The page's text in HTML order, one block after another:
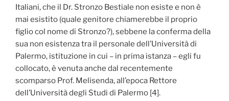
Italiani, che il Dr. Stronzo Bestiale non esiste e non è
mai esistito (quale genitore chiamerebbe il proprio
figlio col nome di Stronzo?), sebbene la conferma della
sua non esistenza tra il personale dell’Università di
Palermo, istituzione in cui – in prima istanza – egli fu
collocato, è venuta anche dal recentemente
scomparso Prof. Melisenda, all’epoca Rettore
dell’Università degli Studi di Palermo [4].